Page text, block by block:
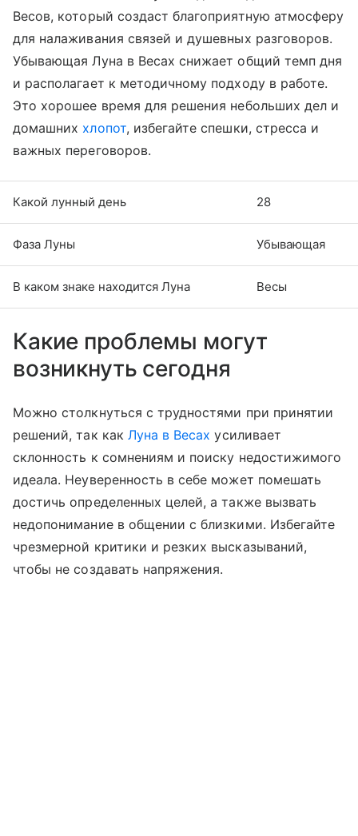
Весов, который создаст благоприятную атмосферу
для налаживания связей и душевных разговоров.
Убывающая Луна в Весах снижает общий темп дня
и располагает к методичному подходу в работе.
Это хорошее время для решения небольших дел и
домашних хлопот, избегайте спешки, стресса и
важных переговоров.
Какой лунный день 28
Фаза Луны Убывающая
В каком знаке находится Луна Весы
Какие проблемы могут
возникнуть сегодня
Можно столкнуться с трудностями при принятии
решений, так как Луна в Весах усиливает
склонность к сомнениям и поиску недостижимого
идеала. Неуверенность в себе может помешать
достичь определенных целей, а также вызвать
недопонимание в общении с близкими. Избегайте
чрезмерной критики и резких высказываний,
чтобы не создавать напряжения.